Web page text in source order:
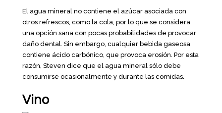
El agua mineral no contiene el azúcar asociada con
otros refrescos, como la cola, por lo que se considera
una opción sana con pocas probabilidades de provocar
daño dental. Sin embargo, cualquier bebida gaseosa
contiene ácido carbónico, que provoca erosión. Por esta
razón, Steven dice que el agua mineral sólo debe
consumirse ocasionalmente y durante las comidas.
Vino